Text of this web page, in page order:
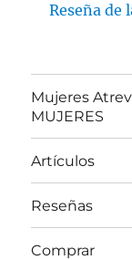
Reseña de
Mujeres
MUJERES
Artículos
Reseñas
Comprar